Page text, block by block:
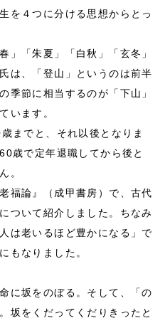
を４つに分ける思想からとっ
「朱夏」「白秋」「玄冬」
は、「登山」というのは前半
季節に相当するのが「下山」
います。
までと、それ以後となりま
歳で定年退職してから後と
。
福論』（成甲書房）で、古代
ついて紹介しました。ちなみ
は老いるほど豊かになる」で
もなりました。
に坂をのぼる。そして、「の
坂をくだってくだりきったと